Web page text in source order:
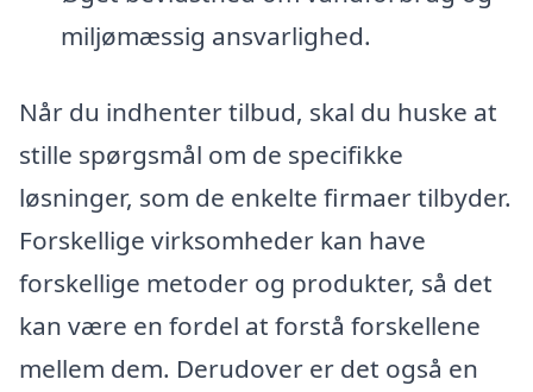
miljømæssig ansvarlighed.
Når du indhenter tilbud, skal du huske at
stille spørgsmål om de specifikke
løsninger, som de enkelte firmaer tilbyder.
Forskellige virksomheder kan have
forskellige metoder og produkter, så det
kan være en fordel at forstå forskellene
mellem dem. Derudover er det også en